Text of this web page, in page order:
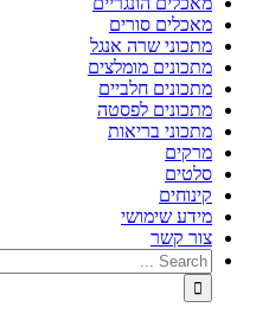
מאכלים סורים
מתכוני שרה אנגל
מתכונים מומלצים
מתכונים חלביים
מתכונים לפסטה
מתכוני בריאות
מרקים
סלטים
קינוחים
מידע שימושי
צור קשר